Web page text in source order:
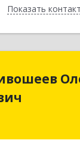
ПоказатьНазад